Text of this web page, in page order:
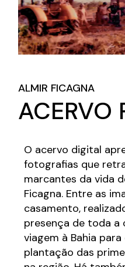
ALMIR FICAGNA
ACERVO
O acervo digital
fotografias que
marcantes da vida
Ficagna. Entre as
casamento,
presença de toda a
viagem à Bahia
plantação das